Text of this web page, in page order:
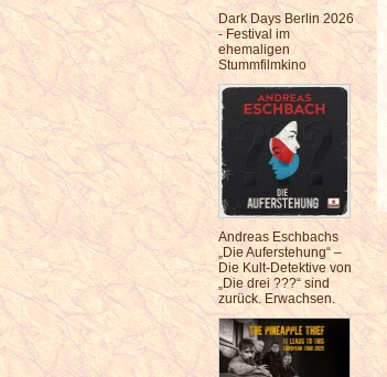
Dark Days Berlin 2026
- Festival im
ehemaligen
Stummfilmkino
Andreas Eschbachs
„Die Auferstehung“ –
Die Kult-Detektive von
„Die drei ???“ sind
zurück. Erwachsen.